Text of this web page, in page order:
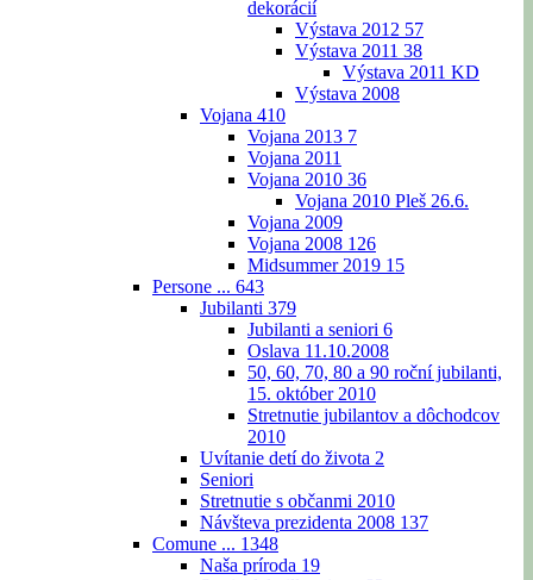
dekorácií
Výstava 2012 57
Výstava 2011 38
Výstava 2011 KD
Výstava 2008
Vojana 410
Vojana 2013 7
Vojana 2011
Vojana 2010 36
Vojana 2010 Pleš 26.6.
Vojana 2009
Vojana 2008 126
Midsummer 2019 15
Persone ... 643
Jubilanti 379
Jubilanti a seniori 6
Oslava 11.10.2008
50, 60, 70, 80 a 90 roční jubilanti,
15. október 2010
Stretnutie jubilantov a dôchodcov
2010
Uvítanie detí do života 2
Seniori
Stretnutie s občanmi 2010
Návšteva prezidenta 2008 137
Comune ... 1348
Naša príroda 19